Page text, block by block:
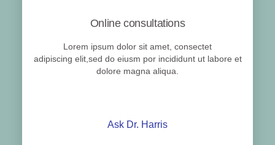
Online consultations
Lorem ipsum dolor sit amet, consectet
adipiscing elit,sed do eiusm por incididunt ut labore et
dolore magna aliqua.
Ask Dr. Harris